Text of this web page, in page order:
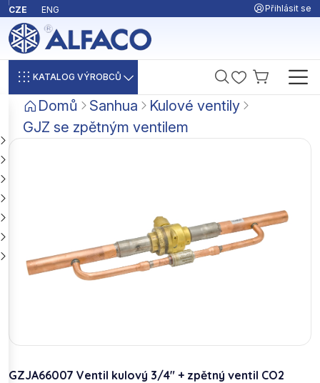
CZE ENG Přihlásit se
KATALOG VÝROBCŮ
Domů Sanhua
Kulové ventily
GJZ se zpětným ventilem
GZJA66007 Ventil kulový 3/4" + zpětný ventil CO2